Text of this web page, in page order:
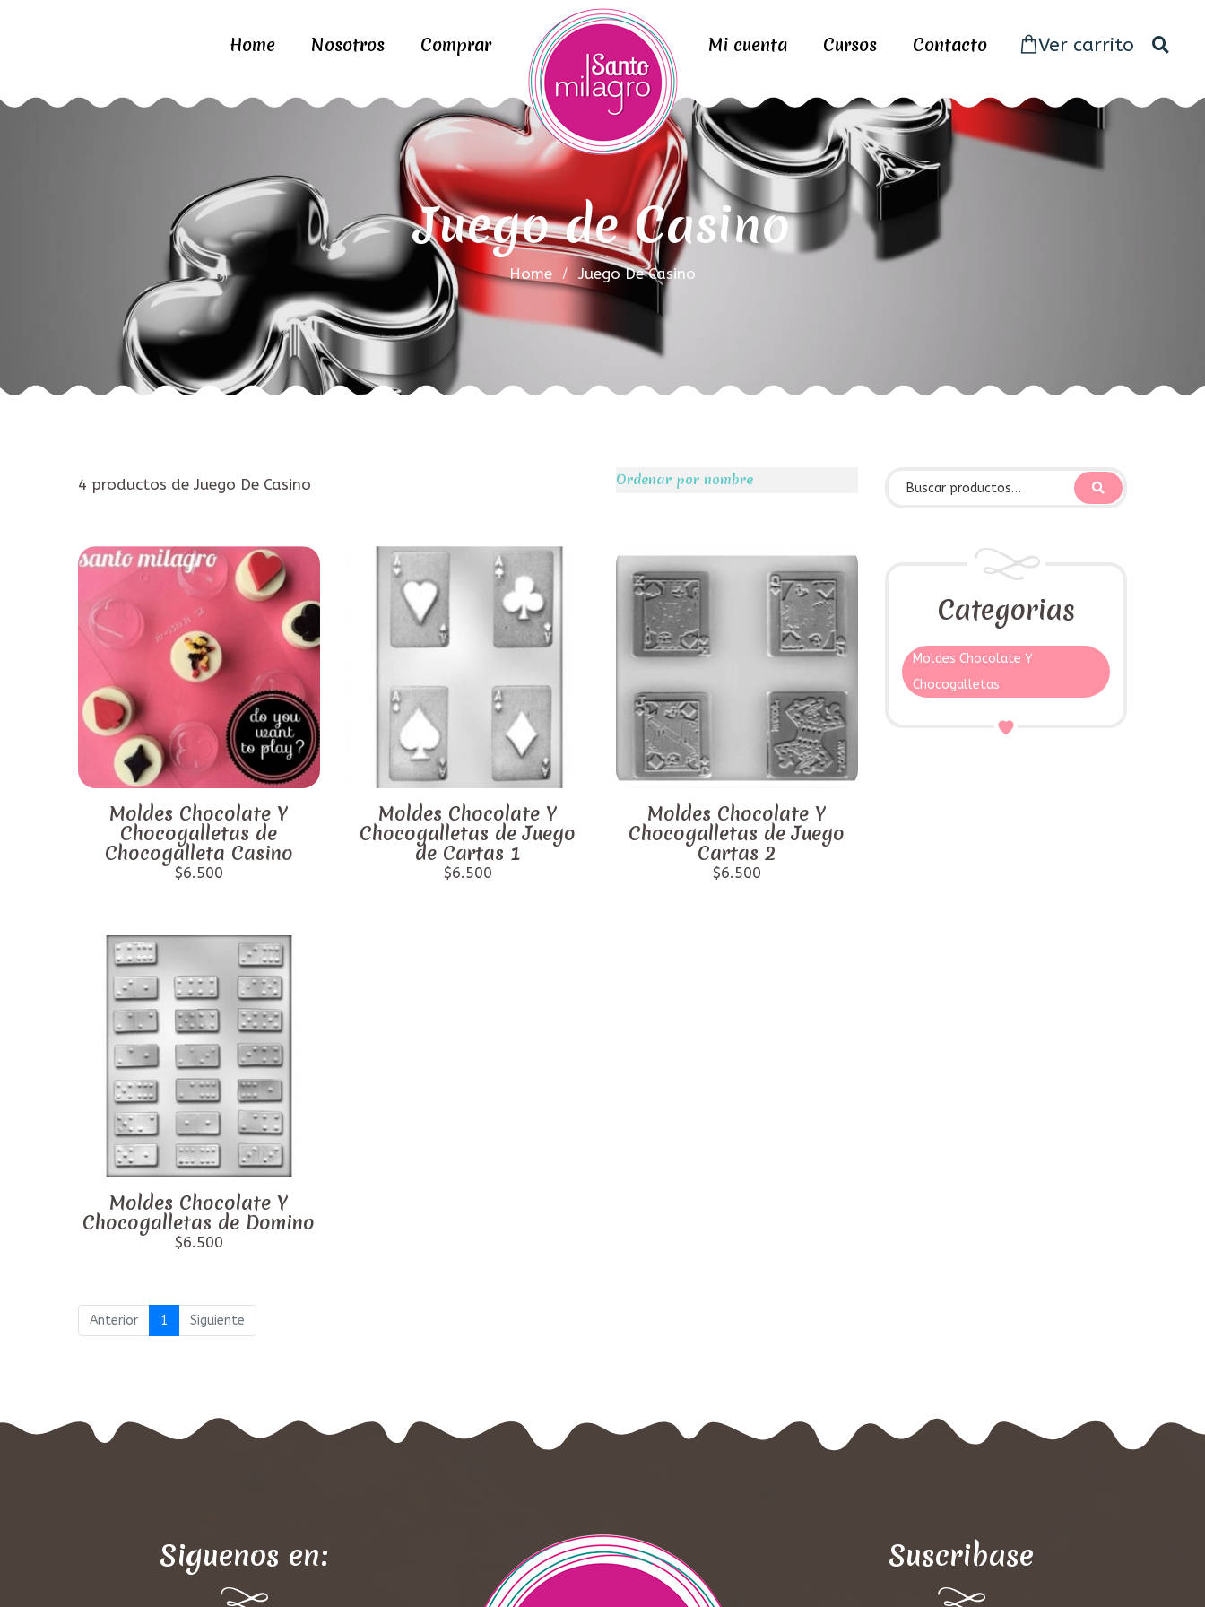
Home Nosotros Comprar Mi cuenta Cursos Contacto Ver carrito
Juego de Casino
Home Juego De Casino
4 productos de Juego De Casino Ordenar por nombre
Moldes Chocolate Y
Chocogalletas de
Chocogalleta Casino
$6.500
Moldes Chocolate Y
Chocogalletas de Juego
de Cartas 1
$6.500
Moldes Chocolate Y
Chocogalletas de Juego
Cartas 2
$6.500
Moldes Chocolate Y
Chocogalletas de Domino
$6.500
Anterior 1 Siguiente
Categorias
Moldes Chocolate Y
Chocogalletas
Siguenos en: Suscribase